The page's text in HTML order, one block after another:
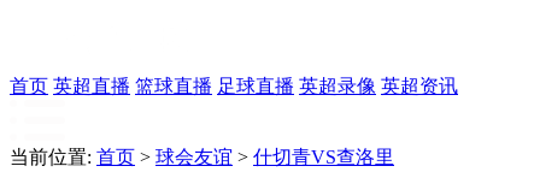
首页 英超直播 篮球直播 足球直播 英超录像 英超资讯
当前位置: 首页 > 球会友谊 > 什切青VS查洛里